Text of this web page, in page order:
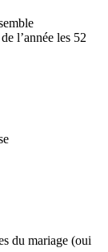
l’année les 52
du mariage (oui